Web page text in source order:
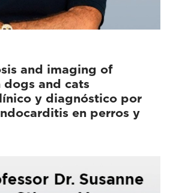
and imaging of
and cats
y diagnóstico por
en perros y